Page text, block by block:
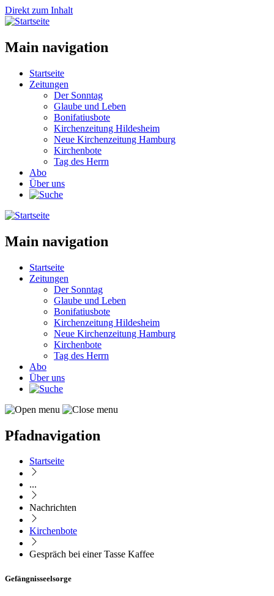
Direkt zum Inhalt
Main navigation
Startseite
Zeitungen
Der Sonntag
Glaube und Leben
Bonifatiusbote
Kirchenzeitung Hildesheim
Neue Kirchenzeitung Hamburg
Kirchenbote
Tag des Herrn
Abo
Über uns
Main navigation
Startseite
Zeitungen
Der Sonntag
Glaube und Leben
Bonifatiusbote
Kirchenzeitung Hildesheim
Neue Kirchenzeitung Hamburg
Kirchenbote
Tag des Herrn
Abo
Über uns
Pfadnavigation
Startseite
...
Nachrichten
Kirchenbote
Gespräch bei einer Tasse Kaffee
Gefängnisseelsorge